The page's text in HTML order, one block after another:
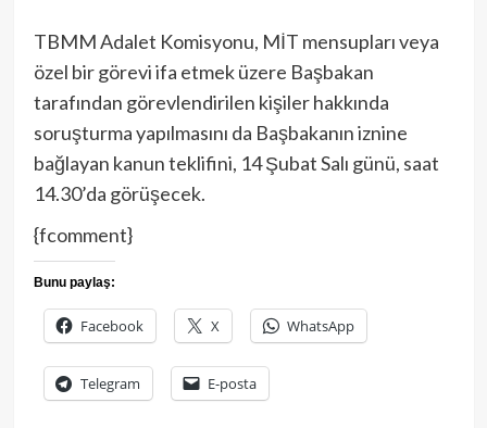
TBMM Adalet Komisyonu, MİT mensupları veya
özel bir görevi ifa etmek üzere Başbakan
tarafından görevlendirilen kişiler hakkında
soruşturma yapılmasını da Başbakanın iznine
bağlayan kanun teklifini, 14 Şubat Salı günü, saat
14.30’da görüşecek.
{fcomment}
Bunu paylaş:
Facebook X WhatsApp
Telegram E-posta